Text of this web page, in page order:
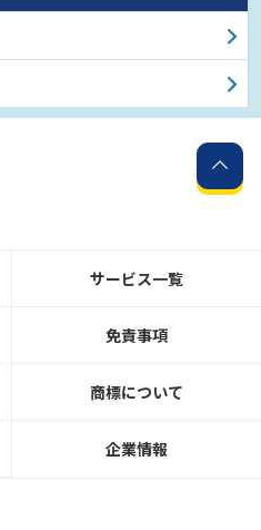
サービス一覧
免責事項
商標について
企業情報